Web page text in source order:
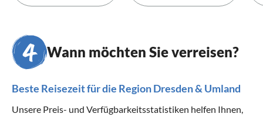
Wann möchten Sie verreisen?
Beste Reisezeit für die Region Dresden & Umland
Unsere Preis- und Verfügbarkeitsstatistiken helfen Ihnen,